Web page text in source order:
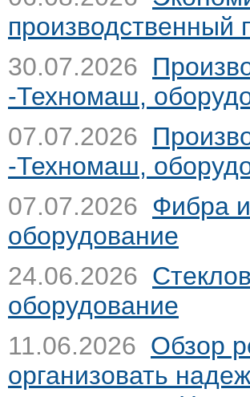
производственный
30.07.2026
-Техномаш,
07.07.2026
-Техномаш,
07.07.2026 Фибра
оборудование
24.06.2026
оборудование
11.06.2026 Обзор
организовать